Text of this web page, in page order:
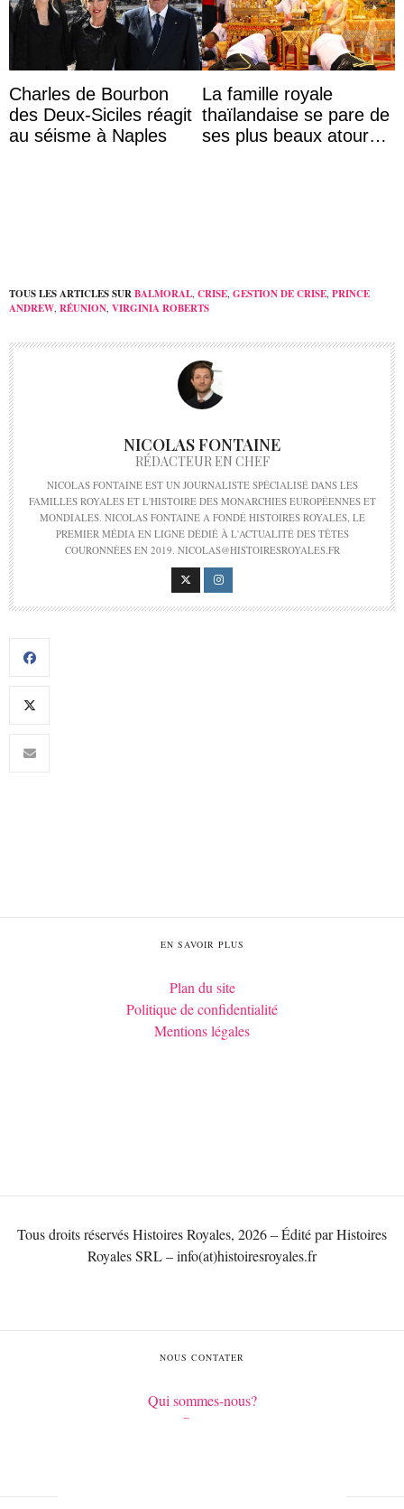
Charles de Bourbon
des Deux-Siciles réagit
au séisme à Naples
La famille royale
thaïlandaise se pare de
ses plus beaux atours
TOUS LES ARTICLES SURBALMORAL, CRISE, GESTION DE CRISE, PRINCE
ANDREW, RÉUNION, VIRGINIA ROBERTS
NICOLAS FONTAINE
RÉDACTEUR EN CHEF
NICOLAS FONTAINE EST UN JOURNALISTE SPÉCIALISÉ DANS LES
FAMILLES ROYALES ET L'HISTOIRE DES MONARCHIES EUROPÉENNES ET
MONDIALES. NICOLAS FONTAINE A FONDÉ HISTOIRES ROYALES, LE
PREMIER MÉDIA EN LIGNE DÉDIÉ À L'ACTUALITÉ DES TÊTES
COURONNÉES EN 2019. NICOLAS@HISTOIRESROYALES.FR
EN SAVOIR PLUS
Plan du site
Politique de confidentialité
Mentions légales
Tous droits réservés Histoires Royales, 2026 – Édité par Histoires
Royales SRL – info(at)histoiresroyales.fr
NOUS CONTATER
Qui sommes-nous?
Contact